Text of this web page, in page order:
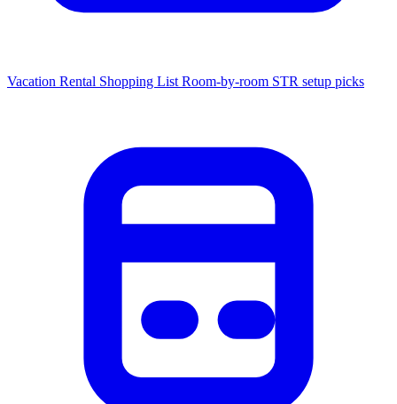
Vacation Rental Shopping List Room-by-room STR setup picks